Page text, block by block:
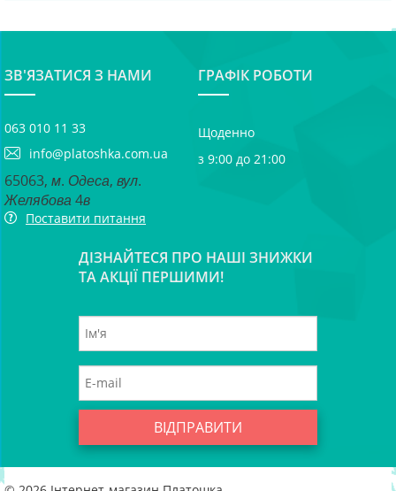
ЗВ'ЯЗАТИСЯ З НАМИ
063 010 11 33
info@platoshka.com.ua
65063, м. Одеса, вул.
Желябова 4в
Поставити питання
ГРАФІК РОБОТИ
Щоденно
з 9:00 до 21:00
ДІЗНАЙТЕСЯ ПРО НАШІ ЗНИЖКИ
ТА АКЦІЇ ПЕРШИМИ!
ВІДПРАВИТИ